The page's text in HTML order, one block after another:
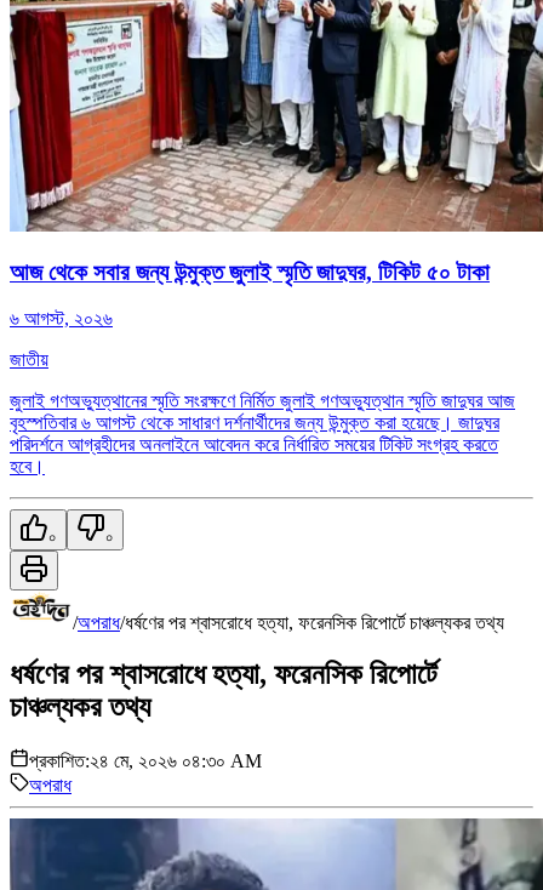
আজ থেকে সবার জন্য উন্মুক্ত জুলাই স্মৃতি জাদুঘর, টিকিট ৫০ টাকা
৬ আগস্ট, ২০২৬
জাতীয়
জুলাই গণঅভ্যুত্থানের স্মৃতি সংরক্ষণে নির্মিত জুলাই গণঅভ্যুত্থান স্মৃতি জাদুঘর আজ
বৃহস্পতিবার ৬ আগস্ট থেকে সাধারণ দর্শনার্থীদের জন্য উন্মুক্ত করা হয়েছে। জাদুঘর
পরিদর্শনে আগ্রহীদের অনলাইনে আবেদন করে নির্ধারিত সময়ের টিকিট সংগ্রহ করতে
হবে।
০ ০
/অপরাধ/ধর্ষণের পর শ্বাসরোধে হত্যা, ফরেনসিক রিপোর্টে চাঞ্চল্যকর তথ্য
ধর্ষণের পর শ্বাসরোধে হত্যা, ফরেনসিক রিপোর্টে
চাঞ্চল্যকর তথ্য
প্রকাশিত:২৪ মে, ২০২৬ ০৪:৩০ AM
অপরাধ